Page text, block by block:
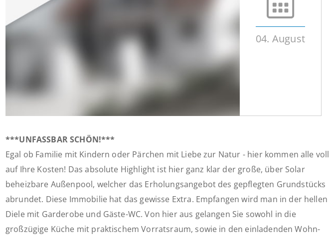
04. August
***UNFASSBAR SCHÖN!***
Egal ob Familie mit Kindern oder Pärchen mit Liebe zur Natur - hier kommen alle voll
auf Ihre Kosten! Das absolute Highlight ist hier ganz klar der große, über Solar
beheizbare Außenpool, welcher das Erholungsangebot des gepflegten Grundstücks
abrundet. Diese Immobilie hat das gewisse Extra. Empfangen wird man in der hellen
Diele mit Garderobe und Gäste-WC. Von hier aus gelangen Sie sowohl in die
großzügige Küche mit praktischem Vorratsraum, sowie in den einladenden Wohn-